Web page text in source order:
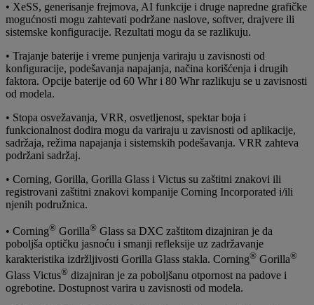
• XeSS, generisanje frejmova, AI funkcije i druge napredne grafičke
mogućnosti mogu zahtevati podržane naslove, softver, drajvere ili
sistemske konfiguracije. Rezultati mogu da se razlikuju.
• Trajanje baterije i vreme punjenja variraju u zavisnosti od
konfiguracije, podešavanja napajanja, načina korišćenja i drugih
faktora. Opcije baterije od 60 Whr i 80 Whr razlikuju se u zavisnosti
od modela.
• Stopa osvežavanja, VRR, osvetljenost, spektar boja i
funkcionalnost dodira mogu da variraju u zavisnosti od aplikacije,
sadržaja, režima napajanja i sistemskih podešavanja. VRR zahteva
podržani sadržaj.
• Corning, Gorilla, Gorilla Glass i Victus su zaštitni znakovi ili
registrovani zaštitni znakovi kompanije Corning Incorporated i/ili
njenih podružnica.
• Corning® Gorilla® Glass sa DXC zaštitom dizajniran je da
poboljša optičku jasnoću i smanji refleksije uz zadržavanje
karakteristika izdržljivosti Gorilla Glass stakla. Corning® Gorilla®
Glass Victus® dizajniran je za poboljšanu otpornost na padove i
ogrebotine. Dostupnost varira u zavisnosti od modela.